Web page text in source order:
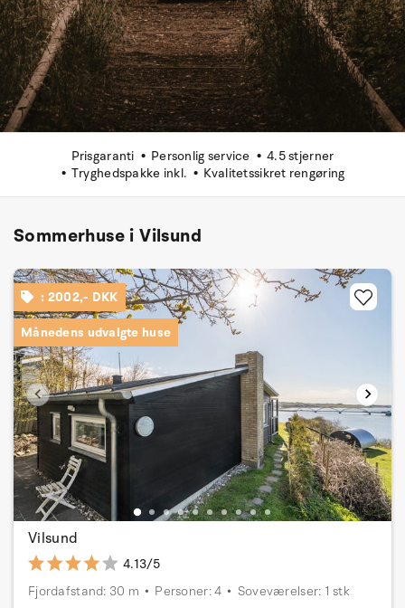
Prisgaranti Personlig service
4.5 stjerner
Tryghedspakke inkl.
Kvalitetssikret rengøring
Sommerhuse i Vilsund
: 2002,- DKK
Månedens udvalgte huse
Vilsund
4.13/5
Fjordafstand: 30 m
Personer: 4 Soveværelser: 1 stk